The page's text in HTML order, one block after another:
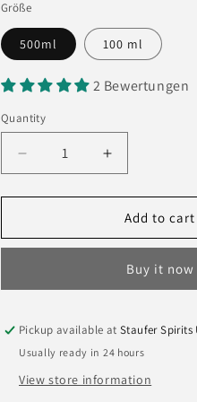
Größe
500ml 100 ml
2 Bewertungen
Quantity
Quantity
Decrease
quantity
for
-
Increase
quantity
for
3LöwenGin
-
Edition
Add to cart
Buy it now
Pickup available atStaufer Spirits
Usually ready in 24 hours
View store information